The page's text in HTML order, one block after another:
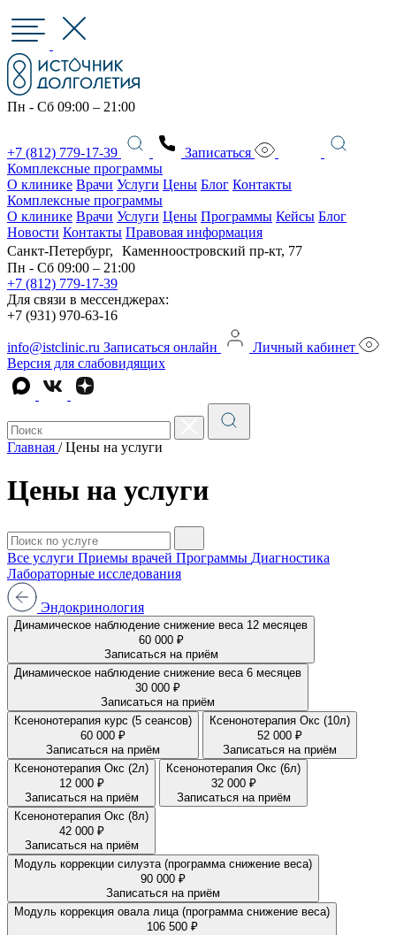
Пн - Сб 09:00 – 21:00
+7 (812) 779-17-39
Записаться
Комплексные программы
О клинике Врачи Услуги Цены Блог Контакты
Комплексные программы
О клинике Врачи Услуги Цены Программы Кейсы Блог
Новости Контакты Правовая информация
Санкт-Петербург, Каменноостровский пр-кт, 77
Пн - Сб 09:00 – 21:00
+7 (812) 779-17-39
Для связи в мессенджерах:
+7 (931) 970-63-16
info@istclinic.ru Записаться онлайн
Личный кабинет
Версия для слабовидящих
Главная / Цены на услуги
Цены на услуги
Все услуги Приемы врачей Программы Диагностика
Лабораторные исследования
Эндокринология
Динамическое наблюдение снижение веса 12 месяцев
60 000 ₽
Записаться на приём
Динамическое наблюдение снижение веса 6 месяцев
30 000 ₽
Записаться на приём
Ксенонотерапия курс (5 сеансов)
60 000 ₽
Записаться на приём
Ксенонотерапия Окс (10л)
52 000 ₽
Записаться на приём
Ксенонотерапия Окс (2л)
12 000 ₽
Записаться на приём
Ксенонотерапия Окс (6л)
32 000 ₽
Записаться на приём
Ксенонотерапия Окс (8л)
42 000 ₽
Записаться на приём
Модуль коррекции силуэта (программа снижение веса)
90 000 ₽
Записаться на приём
Модуль коррекция овала лица (программа снижение веса)
106 500 ₽